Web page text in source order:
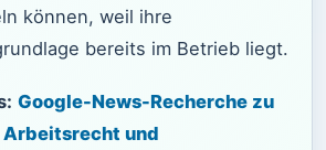
können, weil ihre
bereits im Betrieb liegt.
Google-News-Recherche zu
Arbeitsrecht und